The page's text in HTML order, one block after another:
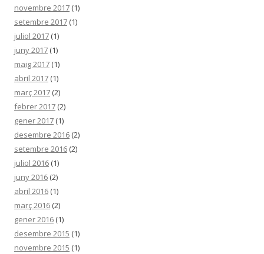
novembre 2017 (1)
setembre 2017 (1)
juliol 2017 (1)
juny 2017 (1)
maig 2017 (1)
abril 2017 (1)
març 2017 (2)
febrer 2017 (2)
gener 2017 (1)
desembre 2016 (2)
setembre 2016 (2)
juliol 2016 (1)
juny 2016 (2)
abril 2016 (1)
març 2016 (2)
gener 2016 (1)
desembre 2015 (1)
novembre 2015 (1)